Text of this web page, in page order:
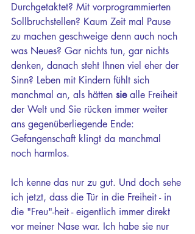
Durchgetaktet? Mit vorprogrammierten
Sollbruchstellen? Kaum Zeit mal Pause
zu machen geschweige denn auch noch
was Neues? Gar nichts tun, gar nichts
denken, danach steht Ihnen viel eher der
Sinn? Leben mit Kindern fühlt sich
manchmal an, als hätten sie alle Freiheit
der Welt und Sie rücken immer weiter
ans gegenüberliegende Ende:
Gefangenschaft klingt da manchmal
noch harmlos.
Ich kenne das nur zu gut. Und doch sehe
ich jetzt, dass die Tür in die Freiheit - in
die "Freu"-heit - eigentlich immer direkt
vor meiner Nase war. Ich habe sie nur